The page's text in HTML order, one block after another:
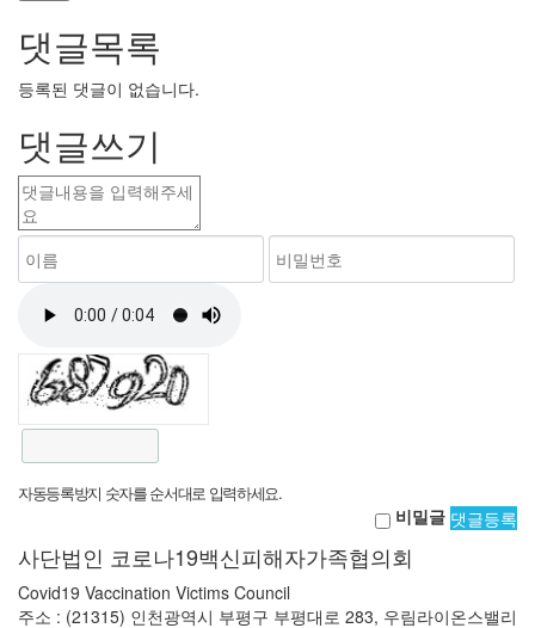
댓글목록
등록된 댓글이 없습니다.
댓글쓰기
자동등록방지 숫자를 순서대로 입력하세요.
비밀글 댓글등록
사단법인 코로나19백신피해자가족협의회
Covid19 Vaccination Victims Council
주소 : (21315) 인천광역시 부평구 부평대로 283, 우림라이온스밸리